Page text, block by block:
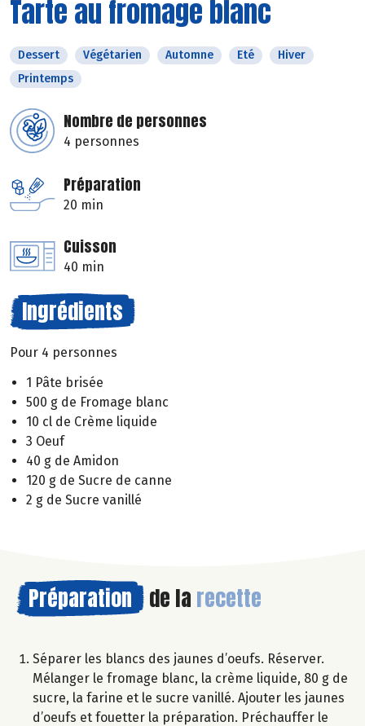
Tarte au fromage blanc
Dessert Végétarien Automne Eté
Hiver
Printemps
Nombre de personnes
4 personnes
Préparation
20 min
Cuisson
40 min
Ingrédients
Pour 4 personnes
1 Pâte brisée
500 g de Fromage blanc
10 cl de Crème liquide
3 Oeuf
40 g de Amidon
120 g de Sucre de canne
2 g de Sucre vanillé
Préparation de la recette
Séparer les blancs des jaunes d’oeufs. Réserver.
Mélanger le fromage blanc, la crème liquide, 80 g de
sucre, la farine et le sucre vanillé. Ajouter les jaunes
d’oeufs et fouetter la préparation. Préchauffer le